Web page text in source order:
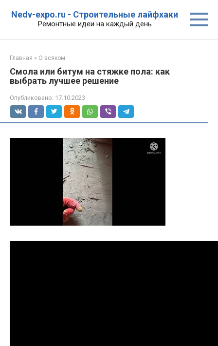
Nedv-expo.ru - Строительные лайфхаки
Ремонтные идеи на каждый день
Главная » О всяком
Смола или битум на стяжке пола: как
выбрать лучшее решение
Опубликовано: 17.10.2023